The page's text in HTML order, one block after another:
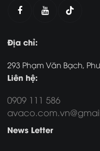
Địa chỉ:
293 Phạm Văn Bạch,
Liên hệ:
0909 111 586
News Letter